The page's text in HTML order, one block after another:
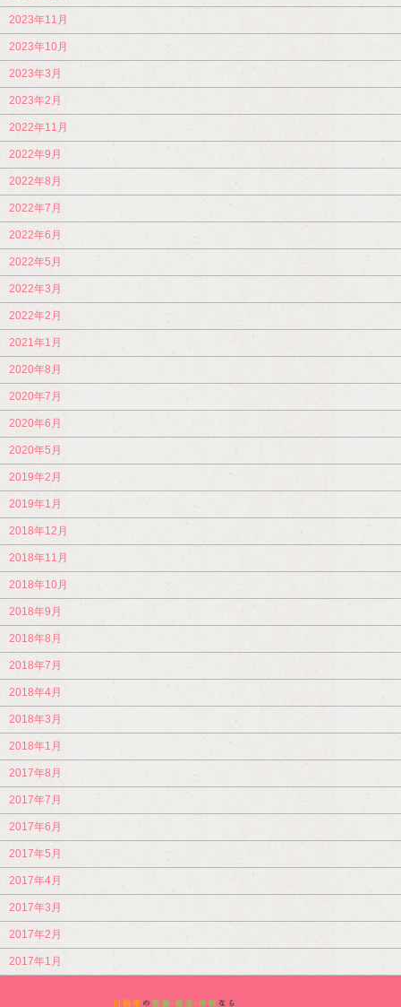
2023年11月
2023年10月
2023年3月
2023年2月
2022年11月
2022年9月
2022年8月
2022年7月
2022年6月
2022年5月
2022年3月
2022年2月
2021年1月
2020年8月
2020年7月
2020年6月
2020年5月
2019年2月
2019年1月
2018年12月
2018年11月
2018年10月
2018年9月
2018年8月
2018年7月
2018年4月
2018年3月
2018年1月
2017年8月
2017年7月
2017年6月
2017年5月
2017年4月
2017年3月
2017年2月
2017年1月